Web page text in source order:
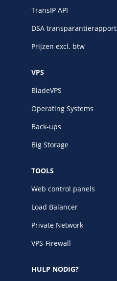
TransIP API
DSA transparantierapport
Prijzen excl. btw
VPS
BladeVPS
Operating Systems
Back-ups
Big Storage
TOOLS
Web control panels
Load Balancer
Private Network
VPS-Firewall
HULP NODIG?